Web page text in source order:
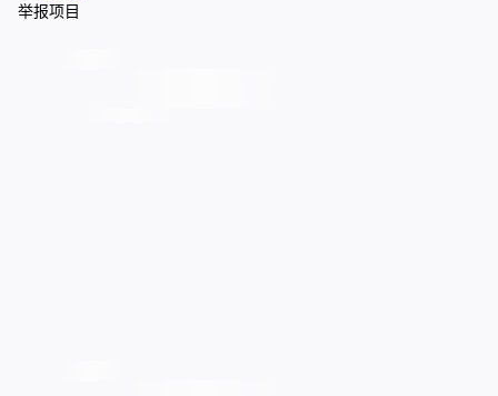
举报项目